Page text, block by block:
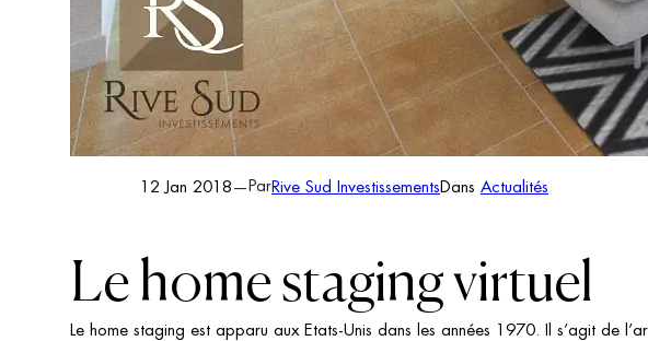
12 Jan 2018—ParRive Sud InvestissementsDans Actualités
Le home staging virtuel
Le home staging est apparu aux Etats-Unis dans les années 1970. Il s’agit de